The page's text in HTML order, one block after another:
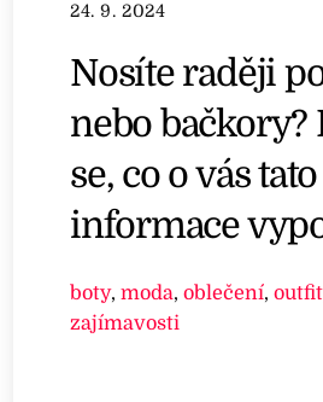
24. 9. 2024
Nosíte raději
nebo bačkory?
se, co o vás tato
informace
boty,moda,oblečení,outfit
zajímavosti